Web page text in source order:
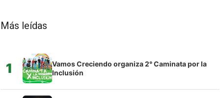
Más leídas
1
Vamos Creciendo organiza 2° Caminata por la
Inclusión